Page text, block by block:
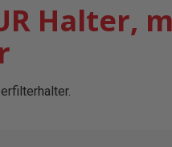
Halter,